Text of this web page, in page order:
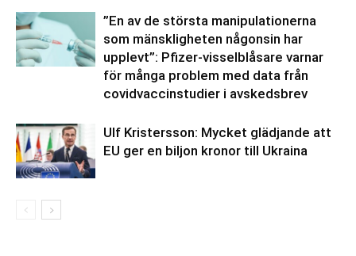
”En av de största manipulationerna
som mänskligheten någonsin har
upplevt”: Pfizer-visselblåsare varnar
för många problem med data från
covidvaccinstudier i avskedsbrev
Ulf Kristersson: Mycket glädjande att
EU ger en biljon kronor till Ukraina